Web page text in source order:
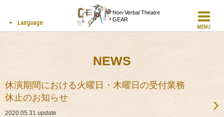
Non-Verbal Theatre
GEAR
MENU
Language
NEWS
休演期間における火曜日・木曜日の受付業務
休止のお知らせ
2020.05.31 update